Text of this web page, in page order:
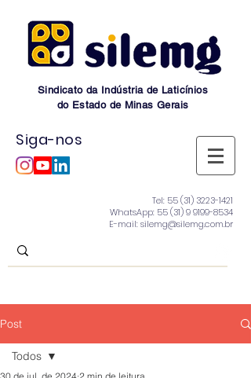
Sindicato da Indústria de Laticínios
do Estado de Minas Gerais
Siga-nos
Tel: 55 (31) 3223-1421
WhatsApp: 55 (31) 9 9199-8534
E-mail: silemg@silemg.com.br
Post
Todos